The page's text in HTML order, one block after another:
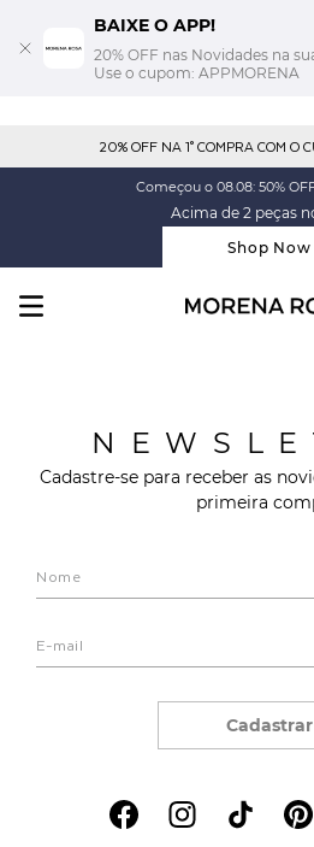
BAIXE O APP!
20% OFF nas Novidades na
Use o cupom: APPMORENA
20% OFF NA 1° COMPRA COM O
Começou o 08.08: 50%
Acima de 2 peças
Shop Now
Cadastre-se para receber as
primeira
Cadastrar